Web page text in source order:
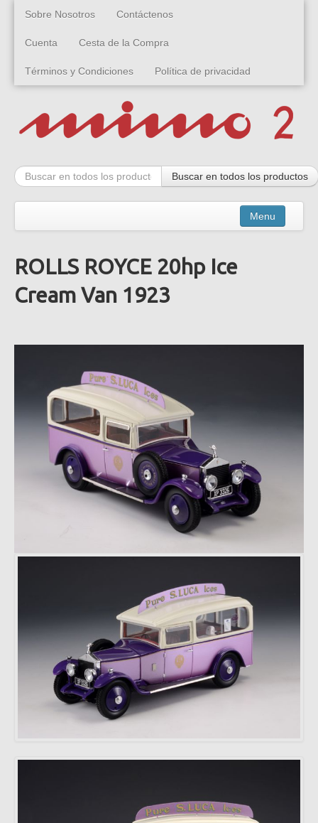
Sobre Nosotros Contáctenos
Cuenta Cesta de la Compra
Términos y Condiciones Política de privacidad
Buscar en todos los productos
Menu
Kits
Montados
Modelos raras
Grandes Escalas
Mimo 2 - Distribuidora de
RUA CRUZ DE PEDRA 66
PORTUGAL
Abierto:
de lunes a viernes 15:00 -
19:00
Sabado: Servicio con cita
Teléfono *: +351
: mimo2@mimo2.pt
ROLLS ROYCE 20hp Ice
Cream Van 1923